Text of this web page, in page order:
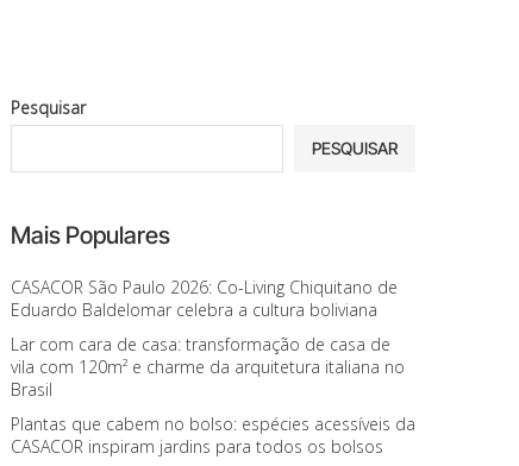
Pesquisar
PESQUISAR
Mais Populares
CASACOR São Paulo 2026: Co-Living Chiquitano de
Eduardo Baldelomar celebra a cultura boliviana
Lar com cara de casa: transformação de casa de
vila com 120m² e charme da arquitetura italiana no
Brasil
Plantas que cabem no bolso: espécies acessíveis da
CASACOR inspiram jardins para todos os bolsos